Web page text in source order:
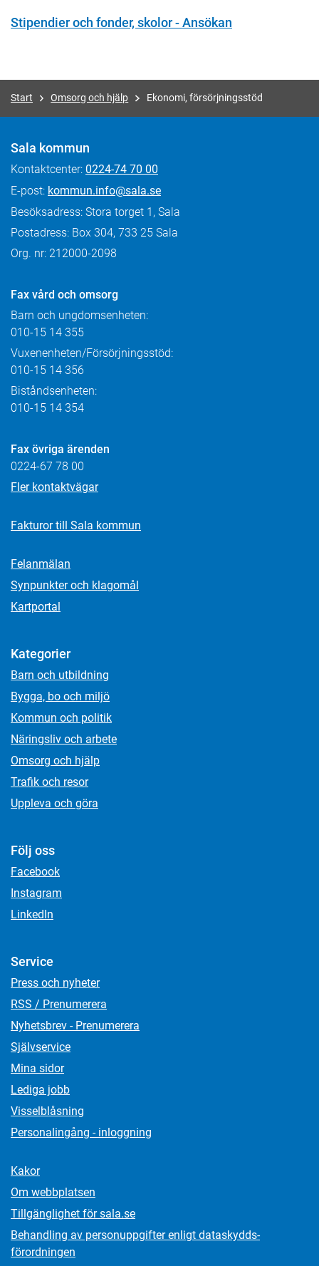
Stipendier och fonder, skolor - Ansökan
Start Omsorg och hjälp Ekonomi, försörjningsstöd
Sala kommun
Kontaktcenter: 0224-74 70 00
E-post: kommun.info@sala.se
Besöksadress: Stora torget 1, Sala
Postadress: Box 304, 733 25 Sala
Org. nr: 212000-2098
Fax vård och omsorg
Barn och ungdomsenheten:
010-15 14 355
Vuxenenheten/Försörjningsstöd:
010-15 14 356
Biståndsenheten:
010-15 14 354
Fax övriga ärenden
0224-67 78 00
Fler kontaktvägar
Fakturor till Sala kommun
Felanmälan
Synpunkter och klagomål
Kartportal
Kategorier
Barn och utbildning
Bygga, bo och miljö
Kommun och politik
Näringsliv och arbete
Omsorg och hjälp
Trafik och resor
Uppleva och göra
Följ oss
Facebook
Instagram
LinkedIn
Service
Press och nyheter
RSS / Prenumerera
Nyhetsbrev - Prenumerera
Självservice
Mina sidor
Lediga jobb
Visselblåsning
Personalingång - inloggning
Kakor
Om webbplatsen
Tillgänglighet för sala.se
Behandling av personuppgifter enligt dataskydds­
förordningen